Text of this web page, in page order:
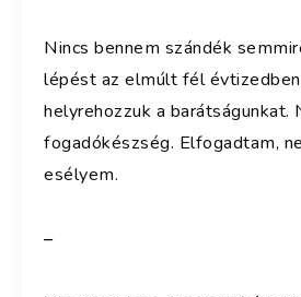
Nincs bennem szándék
lépést az elmúlt fél
helyrehozzuk a barátságunkat.
fogadókészség. Elfogadtam,
esélyem.
–